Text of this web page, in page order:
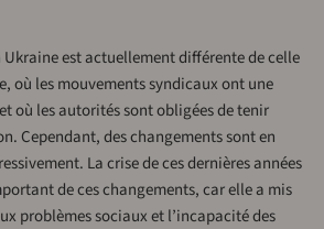
est actuellement différente de celle
où les mouvements syndicaux ont une
où les autorités sont obligées de tenir
Cependant, des changements sont en
La crise de ces dernières années
de ces changements, car elle a mis
problèmes sociaux et l’incapacité des